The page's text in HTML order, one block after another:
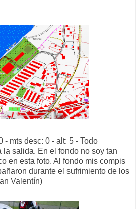
- mts desc: 0 - alt: 5 - Todo
la salida. En el fondo no soy tan
en esta foto. Al fondo mis compis
durante el sufrimiento de los
Valentín)